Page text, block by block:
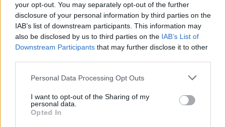
your opt-out. You may separately opt-out of the further
disclosure of your personal information by third parties on the
IAB’s list of downstream participants. This information may
also be disclosed by us to third parties on the IAB’s List of
Downstream Participants that may further disclose it to other
Personal Data Processing Opt Outs
I want to opt-out of the Sharing of my
personal data.
Opted In
La combinaison de plusieurs approches augmente
significativement les chances de mieux vivre avec le
stress.
Quelques conseils pour débuter la
méditation efficacement
Si vous souhaitez intégrer la méditation dans votre
routine, voici quelques recommandations :